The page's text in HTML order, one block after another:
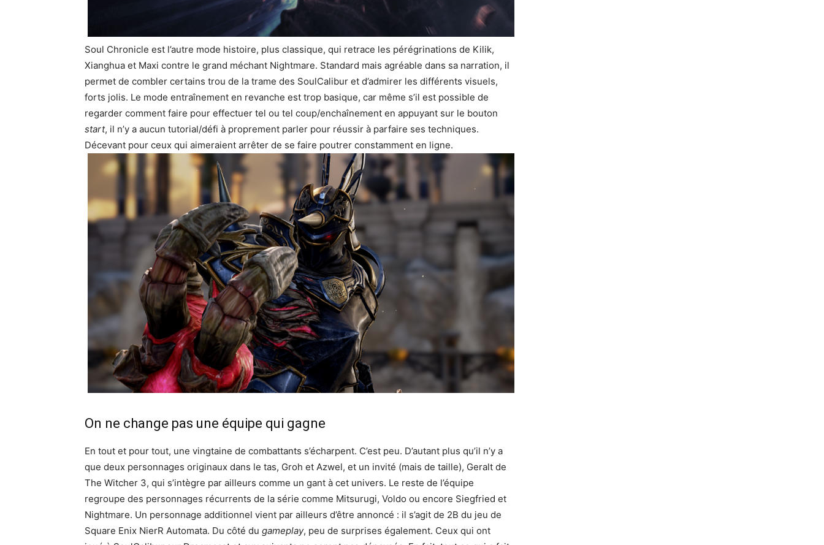
Soul Chronicle est l’autre mode histoire, plus classique, qui retrace les pérégrinations de Kilik,
Xianghua et Maxi contre le grand méchant Nightmare. Standard mais agréable dans sa narration, il
permet de combler certains trou de la trame des SoulCalibur et d’admirer les différents visuels,
forts jolis. Le mode entraînement en revanche est trop basique, car même s’il est possible de
regarder comment faire pour effectuer tel ou tel coup/enchaînement en appuyant sur le bouton
start, il n’y a aucun tutorial/défi à proprement parler pour réussir à parfaire ses techniques.
Décevant pour ceux qui aimeraient arrêter de se faire poutrer constamment en ligne.
On ne change pas une équipe qui gagne
En tout et pour tout, une vingtaine de combattants s’écharpent. C’est peu. D’autant plus qu’il n’y a
que deux personnages originaux dans le tas, Groh et Azwel, et un invité (mais de taille), Geralt de
The Witcher 3, qui s’intègre par ailleurs comme un gant à cet univers. Le reste de l’équipe
regroupe des personnages récurrents de la série comme Mitsurugi, Voldo ou encore Siegfried et
Nightmare. Un personnage additionnel vient par ailleurs d’être annoncé : il s’agit de 2B du jeu de
Square Enix NierR Automata. Du côté du gameplay, peu de surprises également. Ceux qui ont